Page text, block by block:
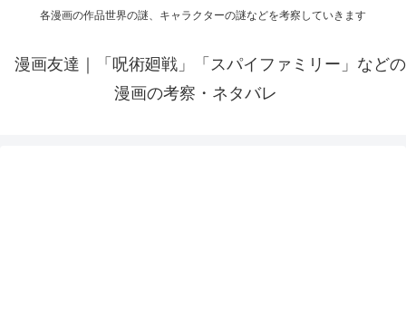
各漫画の作品世界の謎、キャラクターの謎などを考察していきます
漫画友達｜「呪術廻戦」「スパイファミリー」などの
漫画の考察・ネタバレ